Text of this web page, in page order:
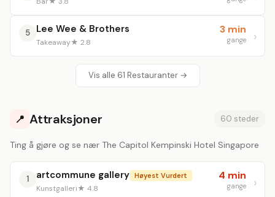
5 Lee Wee & Brothers
Takeaway★ 2.8
3 min
gange
Vis alle 61 Restauranter →
📍 Attraksjoner 60 steder
Ting å gjøre og se nær The Capitol Kempinski Hotel Singapore
1 artcommune gallery Høyest Vurdert
Kunstgalleri★ 4.8
4 min
gange